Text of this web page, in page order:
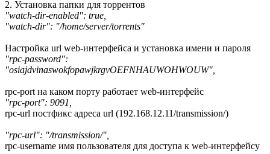
2. Установка папки для торрентов
"watch-dir-enabled": true,
"watch-dir": "/home/server/torrents"
Настройка url web-интерфейса и установка имени и пароля
"rpc-password":
"osiajdvinaswokfopawjkrgvOEFNHAUWOHWOUW",
rpc-port на каком порту работает web-интерфейс
"rpc-port": 9091,
rpc-url постфикс адреса url (192.168.12.11/transmission/)
"rpc-url": "/transmission/",
rpc-username имя пользователя для доступа к web-интерфейсу